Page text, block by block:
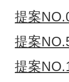
提案
提案
提案